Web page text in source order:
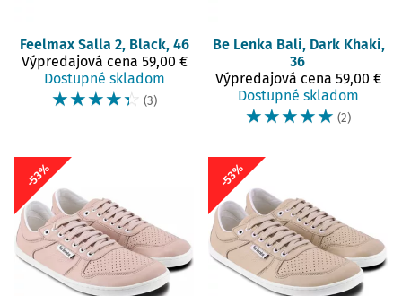
Feelmax Salla 2, Black, 46
Výpredajová cena 59,00 €
Dostupné skladom
☆☆☆☆☆ (3)
Be Lenka Bali, Dark Khaki,
36
Výpredajová cena 59,00 €
Dostupné skladom
☆☆☆☆☆ (2)
-53% -53%